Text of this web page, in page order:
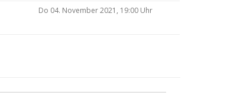
Do 04. November 2021, 19:00 Uhr